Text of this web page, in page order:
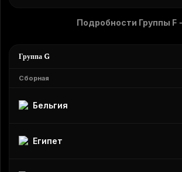
Подробности Группы F
Группа G
Сборная
Бельгия
Египет